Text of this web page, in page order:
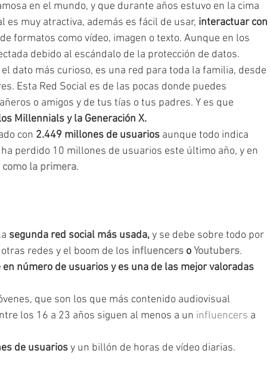
en el mundo, y que durante años estuvo en la cima
es muy atractiva, además es fácil de usar, interactuar con
formatos como vídeo, imagen o texto. Aunque en los
debido al escándalo de la protección de datos.
dato más curioso, es una red para toda la familia, desde
Esta Red Social es de las pocas donde puedes
o amigos y de tus tías o tus padres. Y es que
Millennials y la Generación X.
con 2.449 millones de usuarios aunque todo indica
perdido 10 millones de usuarios este último año, y en
la primera.
segunda red social más usada, y se debe sobre todo por
redes y el boom de los influencers o Youtubers.
número de usuarios y es una de las mejor valoradas
que son los que más contenido audiovisual
los 16 a 23 años siguen al menos a un influencers a
de usuarios y un billón de horas de vídeo diarias.